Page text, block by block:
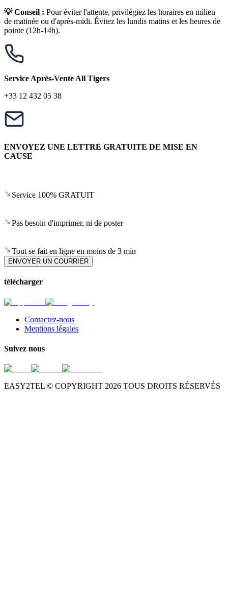
💡 Conseil : Pour éviter l'attente, privilégiez les horaires en milieu
de matinée ou d'après-midi. Évitez les lundis matins et les heures de
pointe (12h-14h).
Service Après-Vente All Tigers
+33 12 432 05 38
ENVOYEZ UNE LETTRE GRATUITE DE MISE EN
CAUSE
Service 100% GRATUIT
Pas besoin d'imprimer, ni de poster
Tout se fait en ligne en moins de 3 min
ENVOYER UN COURRIER
télécharger
Contactez-nous
Mentions légales
Suivez nous
EASY2TEL © COPYRIGHT 2026 TOUS DROITS RÉSERVÉS